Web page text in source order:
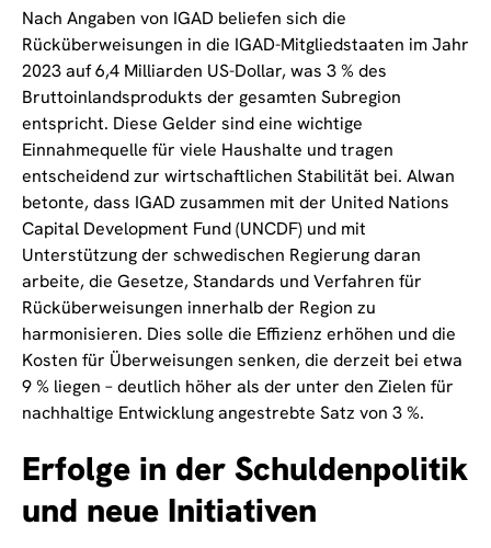
Nach Angaben von IGAD beliefen sich die
Rücküberweisungen in die IGAD-Mitgliedstaaten im Jahr
2023 auf 6,4 Milliarden US-Dollar, was 3 % des
Bruttoinlandsprodukts der gesamten Subregion
entspricht. Diese Gelder sind eine wichtige
Einnahmequelle für viele Haushalte und tragen
entscheidend zur wirtschaftlichen Stabilität bei. Alwan
betonte, dass IGAD zusammen mit der United Nations
Capital Development Fund (UNCDF) und mit
Unterstützung der schwedischen Regierung daran
arbeite, die Gesetze, Standards und Verfahren für
Rücküberweisungen innerhalb der Region zu
harmonisieren. Dies solle die Effizienz erhöhen und die
Kosten für Überweisungen senken, die derzeit bei etwa
9 % liegen – deutlich höher als der unter den Zielen für
nachhaltige Entwicklung angestrebte Satz von 3 %.
Erfolge in der Schuldenpolitik
und neue Initiativen